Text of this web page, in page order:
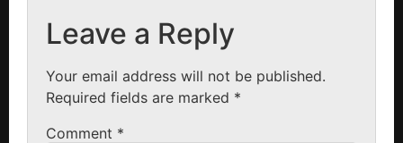
Leave a Reply
Your email address will not be published.
Required fields are marked *
Comment *